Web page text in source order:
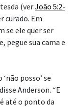
(verJoão 5:2-
curado. Em
se ele quer ser
pegue sua cama e
posso’ se
Anderson. “E
até o ponto da